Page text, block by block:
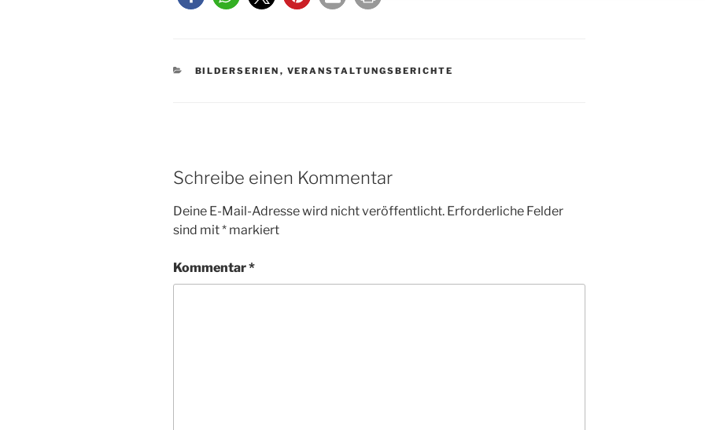
KATEGORIEN
BILDERSERIEN , VERANSTALTUNGSBERICHTE
Schreibe einen Kommentar
Deine E-Mail-Adresse wird nicht veröffentlicht. Erforderliche Felder
sind mit* markiert
Kommentar*